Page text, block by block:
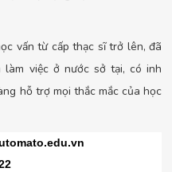
vấn từ cấp thạc sĩ trở lên, đã
việc ở nước sở tại, có inh
hỗ trợ mọi thắc mắc của học